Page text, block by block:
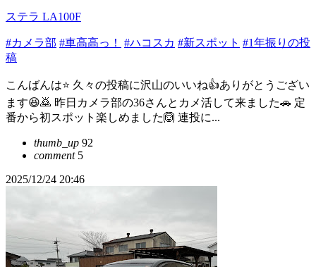
ステラ LA100F
#カメラ部 #車高高っ！ #ハコスカ #新スポット #1年振りの投
稿
こんばんは⭐️ 久々の投稿に沢山のいいね👍ありがとうござい
ます😆🙇 昨日カメラ部の36さんとカメ活して来ました🚗 定
番から初スポット楽しめました🙆 連投に...
thumb_up 92
comment5
2025/12/24 20:46